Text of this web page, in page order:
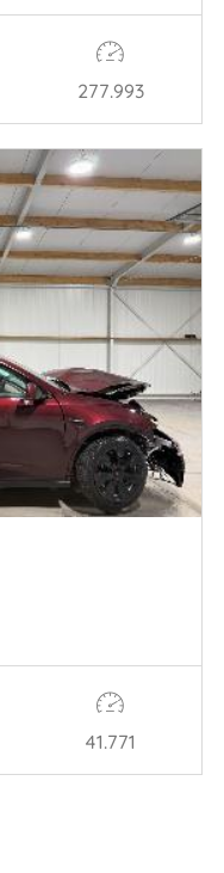
277.993
41.771